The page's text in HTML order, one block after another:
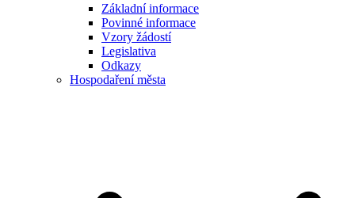
Základní informace
Povinné informace
Vzory žádostí
Legislativa
Odkazy
Hospodaření města